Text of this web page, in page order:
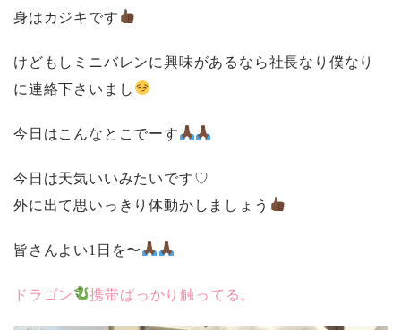
身はカジキです
けどもしミニバレンに興味があるなら社長なり僕なり
に連絡下さいまし
今日はこんなとこでーす
今日は天気いいみたいです♡
外に出て思いっきり体動かしましょう
皆さんよい1日を〜
ドラゴン 携帯ばっかり触ってる。